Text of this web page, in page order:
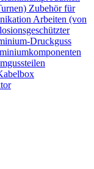
Zubehör für
Arbeiten (von
Druckguss